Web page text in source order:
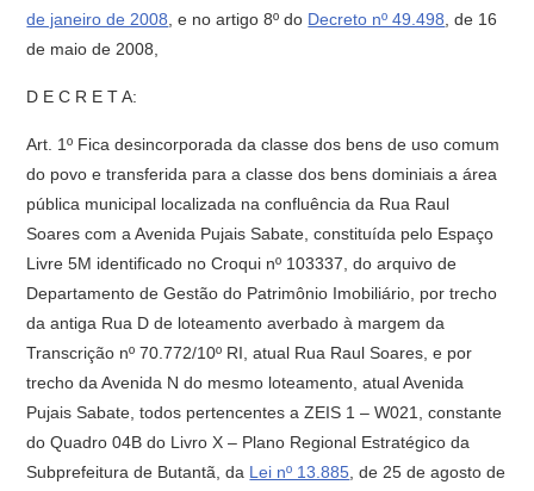
de janeiro de 2008 , e no artigo 8º do Decreto nº 49.498 , de 16
de maio de 2008,
D E C R E T A:
Art. 1º Fica desincorporada da classe dos bens de uso comum
do povo e transferida para a classe dos bens dominiais a área
pública municipal localizada na confluência da Rua Raul
Soares com a Avenida Pujais Sabate, constituída pelo Espaço
Livre 5M identificado no Croqui nº 103337, do arquivo de
Departamento de Gestão do Patrimônio Imobiliário, por trecho
da antiga Rua D de loteamento averbado à margem da
Transcrição nº 70.772/10º RI, atual Rua Raul Soares, e por
trecho da Avenida N do mesmo loteamento, atual Avenida
Pujais Sabate, todos pertencentes a ZEIS 1 – W021, constante
do Quadro 04B do Livro X – Plano Regional Estratégico da
Subprefeitura de Butantã, da Lei nº 13.885 , de 25 de agosto de